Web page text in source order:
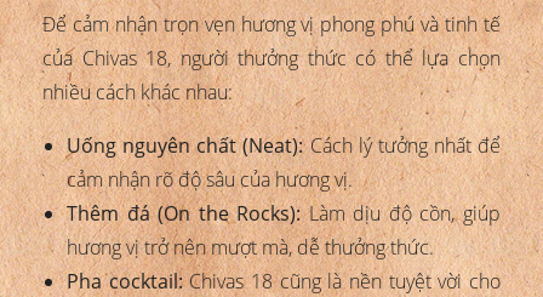
Để cảm nhận trọn vẹn hương vị phong phú và tinh tế
của Chivas 18, người thưởng thức có thể lựa chọn
nhiều cách khác nhau:
Uống nguyên chất (Neat):Cách lý tưởng nhất để
cảm nhận rõ độ sâu của hương vị.
Thêm đá (On the Rocks):Làm dịu độ cồn, giúp
hương vị trở nên mượt mà, dễ thưởng thức.
Pha cocktail:Chivas 18 cũng là nền tuyệt vời cho